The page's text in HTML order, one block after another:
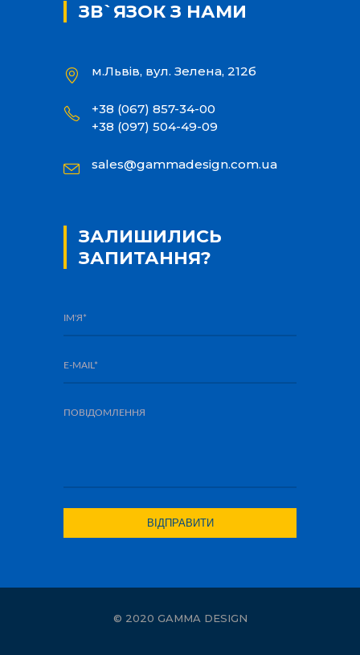
ЗВ`ЯЗОК З НАМИ
м.Львів, вул. Зелена, 212б
+38 (067) 857-34-00
+38 (097) 504-49-09
sales@gammadesign.com.ua
ЗАЛИШИЛИСЬ
ЗАПИТАННЯ?
© 2020 GAMMA DESIGN